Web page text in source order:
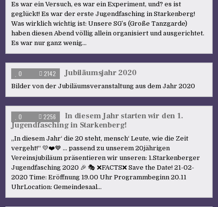
Es war ein Versuch, es war ein Experiment, und? es ist
geglückt! Es war der erste Jugendfasching in Starkenberg!
Was wirklich wichtig ist: Unsere SG’s (Große Tanzgarde)
haben diesen Abend völlig allein organisiert und ausgerichtet.
Es war nur ganz wenig…
0 2142 Jubiläumsjahr 2020
Bilder von der Jubiläumsveranstaltung aus dem Jahr 2020
0 2256
In diesem Jahr starten wir den 1.
Jugendfasching in Starkenberg!
„In diesem Jahr‘ die 20 steht, mensch‘ Leute, wie die Zeit
vergeht!“ 💛❤️💙 … passend zu unserem 20jährigen
Vereinsjubiläum präsentieren wir unseren: 1.Starkenberger
Jugendfasching 2020 🎉 🎭 ❌FACTS❌ Save the Date! 21-02-
2020 Time: Eröffnung 19.00 Uhr Programmbeginn 20.11
UhrLocation: Gemeindesaal…